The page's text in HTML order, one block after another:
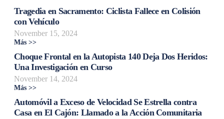
Tragedia en Sacramento: Ciclista Fallece en Colisión
con Vehículo
November 15, 2024
Más >>
Choque Frontal en la Autopista 140 Deja Dos Heridos:
Una Investigación en Curso
November 14, 2024
Más >>
Automóvil a Exceso de Velocidad Se Estrella contra
Casa en El Cajón: Llamado a la Acción Comunitaria